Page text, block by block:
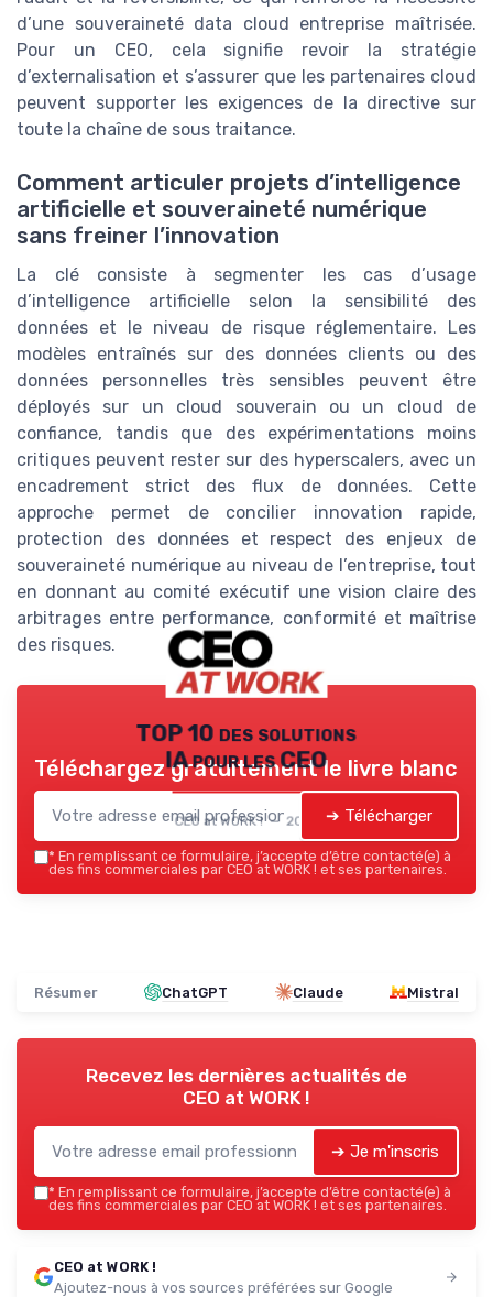
d’une souveraineté data cloud entreprise maîtrisée.
Pour un CEO, cela signifie revoir la stratégie
d’externalisation et s’assurer que les partenaires cloud
peuvent supporter les exigences de la directive sur
toute la chaîne de sous traitance.
Comment articuler projets d’intelligence
artificielle et souveraineté numérique
sans freiner l’innovation
La clé consiste à segmenter les cas d’usage
d’intelligence artificielle selon la sensibilité des
données et le niveau de risque réglementaire. Les
modèles entraînés sur des données clients ou des
données personnelles très sensibles peuvent être
déployés sur un cloud souverain ou un cloud de
confiance, tandis que des expérimentations moins
critiques peuvent rester sur des hyperscalers, avec un
encadrement strict des flux de données. Cette
approche permet de concilier innovation rapide,
protection des données et respect des enjeux de
souveraineté numérique au niveau de l’entreprise, tout
en donnant au comité exécutif une vision claire des
arbitrages entre performance, conformité et maîtrise
des risques.
TOP 10 des solutions
IA pour les CEO
CEO at WORK ! — 2026
Téléchargez gratuitement le livre blanc
➔ Télécharger
* En remplissant ce formulaire, j’accepte d’être contacté(e) à
des fins commerciales par CEO at WORK ! et ses partenaires.
Résumer ChatGPT Claude Mistral
Recevez les dernières actualités de
CEO at WORK !
➔ Je m'inscris
* En remplissant ce formulaire, j’accepte d’être contacté(e) à
des fins commerciales par CEO at WORK ! et ses partenaires.
CEO at WORK !
Ajoutez-nous à vos sources préférées sur Google